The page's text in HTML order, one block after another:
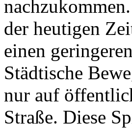
der heutigen
einen
Städtische
nur auf
Straße. Diese